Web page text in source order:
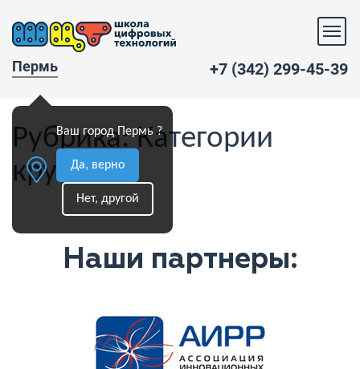
Пермь
Ваш город Пермь ?
Да, верно
Нет, другой
+7 (342) 299-45-39
Рубрика:Категории
кружков
Наши партнеры: